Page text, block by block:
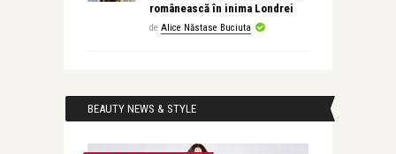
românească în inima Londrei
de Alice Năstase Buciuta
BEAUTY NEWS & STYLE